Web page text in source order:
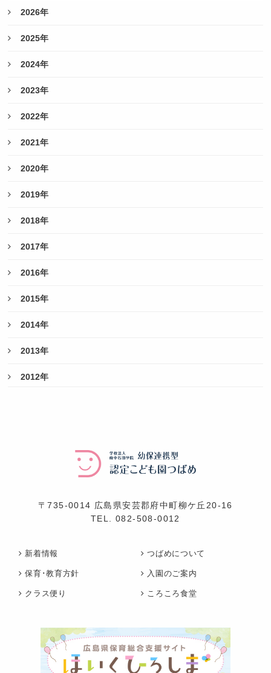
2026年
2025年
2024年
2023年
2022年
2021年
2020年
2019年
2018年
2017年
2016年
2015年
2014年
2013年
2012年
〒735-0014 広島県安芸郡府中町柳ケ丘20-16
TEL.082-508-0012
新着情報 つばめについて
保育･教育方針 入園のご案内
クラス便り ころころ食堂